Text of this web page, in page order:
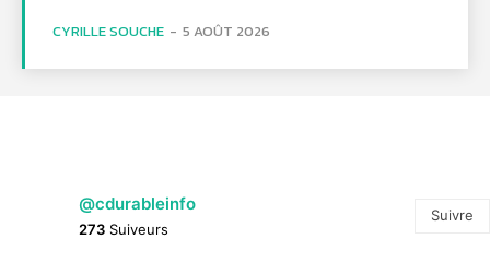
CYRILLE SOUCHE - 5 AOÛT 2026
@cdurableinfo
273 Suiveurs
Suivre